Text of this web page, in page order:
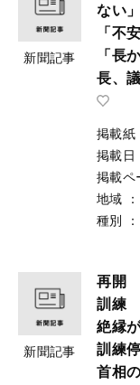
新聞記事
ない
「不
「長
長、
掲載紙
掲載日
掲載ペ
地域
：
種別
：
新聞記事
再開
訓練
絶縁
訓練
首相